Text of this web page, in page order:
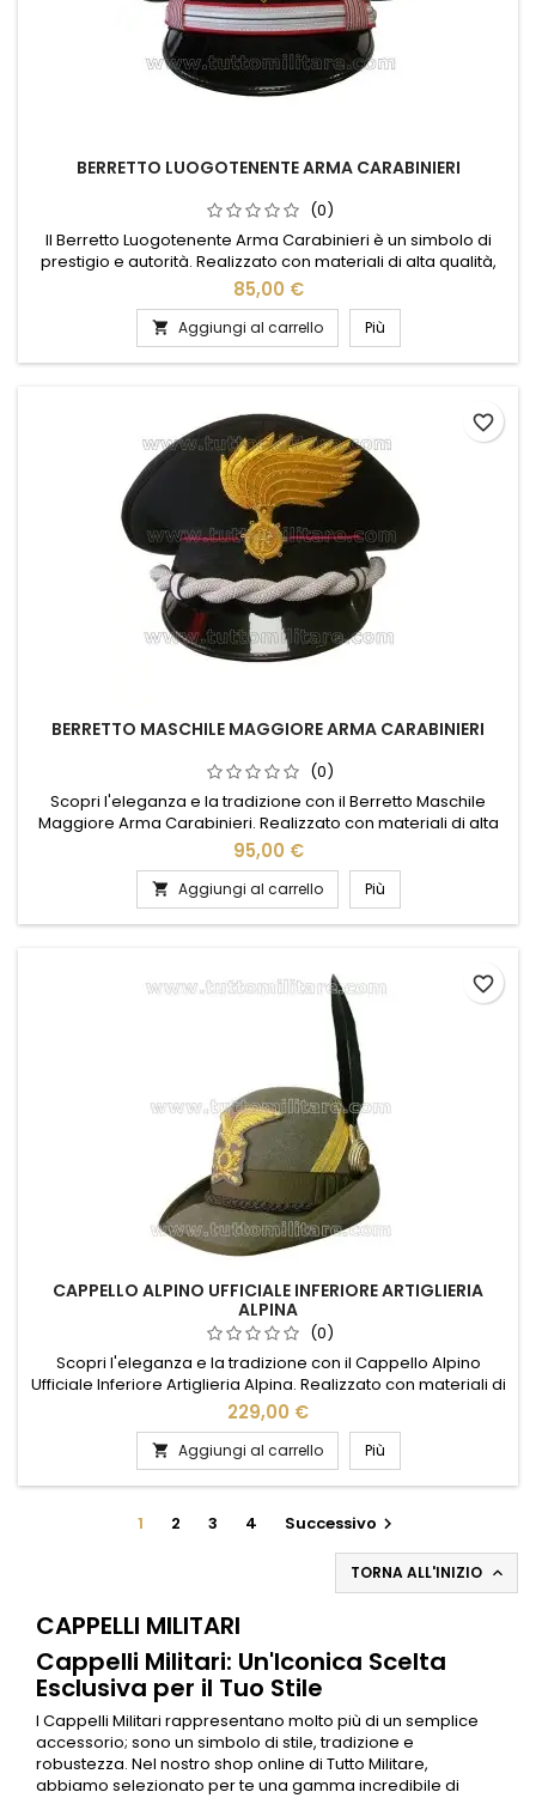
BERRETTO LUOGOTENENTE ARMA CARABINIERI
(0)
Il Berretto Luogotenente Arma Carabinieri è un simbolo di
prestigio e autorità. Realizzato con materiali di alta qualità,
questo berretto unisce eleganza e funzionalità, garantendo
comfort e resistenza. Il design classico è arricchito da
dettagli distintivi, come l'emblema dei Carabinieri, che
conferisce un tocco di solennità e rispetto. Ideale per...
85,00 €
 Aggiungi al carrello Più
BERRETTO MASCHILE MAGGIORE ARMA CARABINIERI
(0)
Scopri l'eleganza e la tradizione con il Berretto Maschile
Maggiore Arma Carabinieri. Realizzato con materiali di alta
qualità, questo berretto rappresenta l'orgoglio e la storia
dell'Arma. Il design classico e raffinato si abbina
perfettamente a qualsiasi uniforme, garantendo un aspetto
impeccabile. La visiera rigida e il distintivo ricamato
aggiungono...
95,00 €
 Aggiungi al carrello Più
favorite_border
CAPPELLO ALPINO UFFICIALE INFERIORE ARTIGLIERIA
ALPINA
(0)
Scopri l'eleganza e la tradizione con il Cappello Alpino
Ufficiale Inferiore Artiglieria Alpina. Realizzato con materiali di
alta qualità, questo cappello rappresenta l'orgoglio e la
storia delle truppe alpine italiane. Il suo design classico,
arricchito da dettagli autentici, lo rende perfetto per chi
desidera portare con sé un pezzo di storia. Ideale...
229,00 €
 Aggiungi al carrello Più
favorite_border
1 2 3 4 Successivo 
TORNA ALL'INIZIO 
CAPPELLI MILITARI
Cappelli Militari: Un'Iconica Scelta
Esclusiva per il Tuo Stile
I Cappelli Militari rappresentano molto più di un semplice
accessorio; sono un simbolo di stile, tradizione e
robustezza. Nel nostro shop online di Tutto Militare,
abbiamo selezionato per te una gamma incredibile di